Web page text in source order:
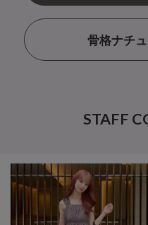
骨格ナチ
STAFF